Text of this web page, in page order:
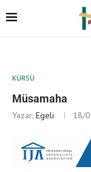
KÜRSÜ
Müsamaha
Yazar: Egeli 18/